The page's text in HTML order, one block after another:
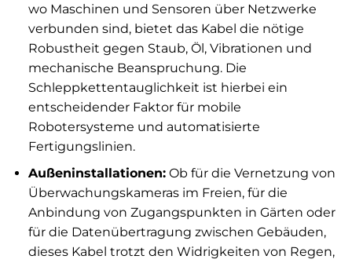
wo Maschinen und Sensoren über Netzwerke
verbunden sind, bietet das Kabel die nötige
Robustheit gegen Staub, Öl, Vibrationen und
mechanische Beanspruchung. Die
Schleppkettentauglichkeit ist hierbei ein
entscheidender Faktor für mobile
Robotersysteme und automatisierte
Fertigungslinien.
Außeninstallationen:Ob für die Vernetzung von
Überwachungskameras im Freien, für die
Anbindung von Zugangspunkten in Gärten oder
für die Datenübertragung zwischen Gebäuden,
dieses Kabel trotzt den Widrigkeiten von Regen,